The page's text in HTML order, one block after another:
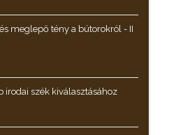
meglepő tény a bútorokról - II
irodai szék kiválasztásához